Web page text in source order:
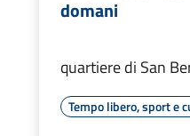
domani
quartiere di San
Tempo libero, sport e